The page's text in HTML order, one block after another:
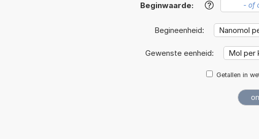
Beginwaarde: ?
Begineenheid:
Gewenste eenheid:
Getallen in